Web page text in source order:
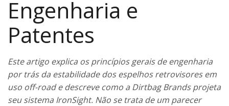
Engenharia e
Patentes
Este artigo explica os princípios gerais de engenharia
por trás da estabilidade dos espelhos retrovisores em
uso off-road e descreve como a Dirtbag Brands projeta
seu sistema IronSight. Não se trata de um parecer